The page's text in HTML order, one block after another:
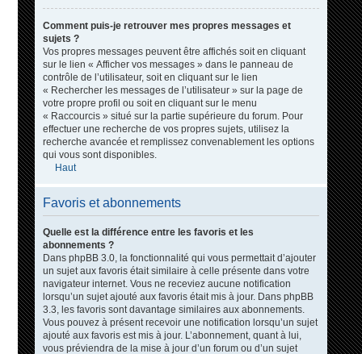
Comment puis-je retrouver mes propres messages et
sujets ?
Vos propres messages peuvent être affichés soit en cliquant
sur le lien « Afficher vos messages » dans le panneau de
contrôle de l’utilisateur, soit en cliquant sur le lien
« Rechercher les messages de l’utilisateur » sur la page de
votre propre profil ou soit en cliquant sur le menu
« Raccourcis » situé sur la partie supérieure du forum. Pour
effectuer une recherche de vos propres sujets, utilisez la
recherche avancée et remplissez convenablement les options
qui vous sont disponibles.
Haut
Favoris et abonnements
Quelle est la différence entre les favoris et les
abonnements ?
Dans phpBB 3.0, la fonctionnalité qui vous permettait d’ajouter
un sujet aux favoris était similaire à celle présente dans votre
navigateur internet. Vous ne receviez aucune notification
lorsqu’un sujet ajouté aux favoris était mis à jour. Dans phpBB
3.3, les favoris sont davantage similaires aux abonnements.
Vous pouvez à présent recevoir une notification lorsqu’un sujet
ajouté aux favoris est mis à jour. L’abonnement, quant à lui,
vous préviendra de la mise à jour d’un forum ou d’un sujet